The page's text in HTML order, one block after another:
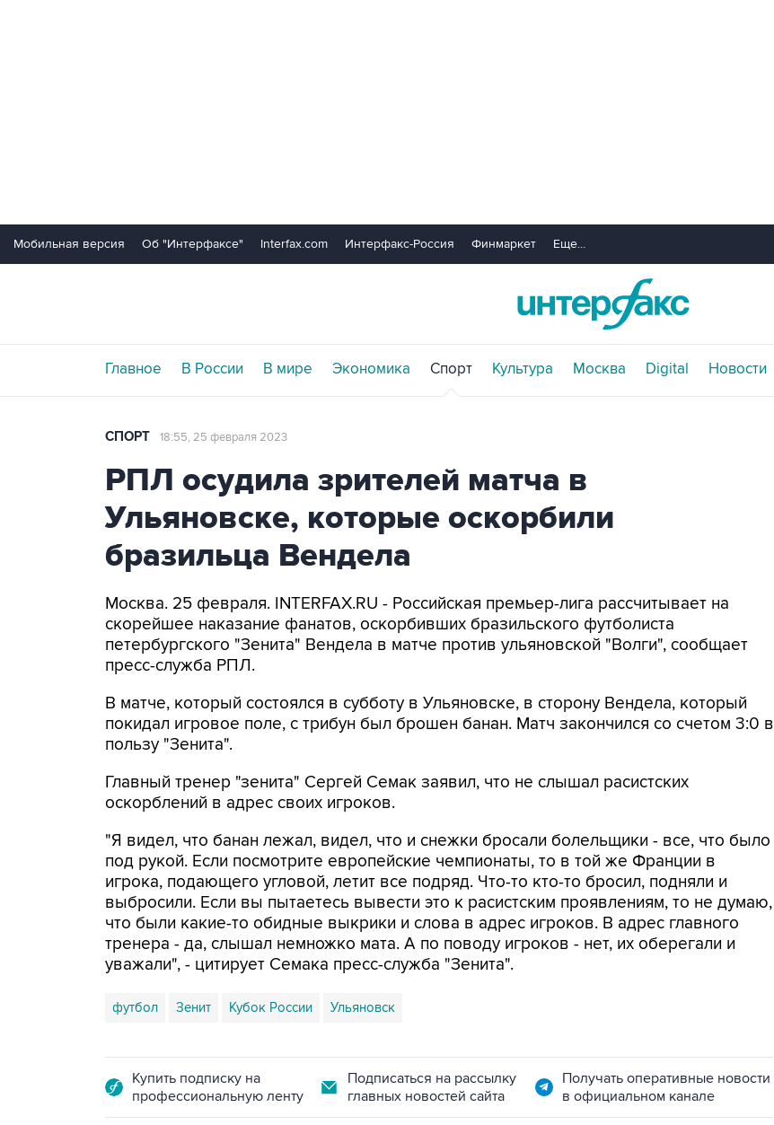
Мобильная версия Об "Интерфаксе" Interfax.com Интерфакс-Россия Финмаркет Еще...
Главное В России В мире Экономика Спорт Культура Москва Digital Новости
СПОРТ 18:55, 25 февраля 2023
РПЛ осудила зрителей матча в
Ульяновске, которые оскорбили
бразильца Вендела
Москва. 25 февраля. INTERFAX.RU - Российская премьер-лига рассчитывает на
скорейшее наказание фанатов, оскорбивших бразильского футболиста
петербургского "Зенита" Вендела в матче против ульяновской "Волги", сообщает
пресс-служба РПЛ.
В матче, который состоялся в субботу в Ульяновске, в сторону Вендела, который
покидал игровое поле, с трибун был брошен банан. Матч закончился со счетом 3:0 в
пользу "Зенита".
Главный тренер "зенита" Сергей Семак заявил, что не слышал расистских
оскорблений в адрес своих игроков.
"Я видел, что банан лежал, видел, что и снежки бросали болельщики - все, что было
под рукой. Если посмотрите европейские чемпионаты, то в той же Франции в
игрока, подающего угловой, летит все подряд. Что-то кто-то бросил, подняли и
выбросили. Если вы пытаетесь вывести это к расистским проявлениям, то не думаю,
что были какие-то обидные выкрики и слова в адрес игроков. В адрес главного
тренера - да, слышал немножко мата. А по поводу игроков - нет, их оберегали и
уважали", - цитирует Семака пресс-служба "Зенита".
футбол Зенит Кубок России Ульяновск
Купить подписку на
профессиональную ленту
Подписаться на рассылку
главных новостей сайта
Получать оперативные новости
в официальном канале